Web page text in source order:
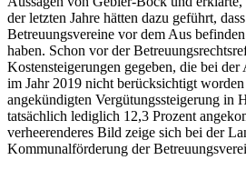
der letzten Jahre hätten dazu geführt,
Betreuungsvereine vor dem Aus
haben. Schon vor der
Kostensteigerungen gegeben, die bei
im Jahr 2019 nicht berücksichtigt
angekündigten Vergütungssteigerung in
tatsächlich lediglich 12,3 Prozent
verheerenderes Bild zeige sich bei der
Kommunalförderung der